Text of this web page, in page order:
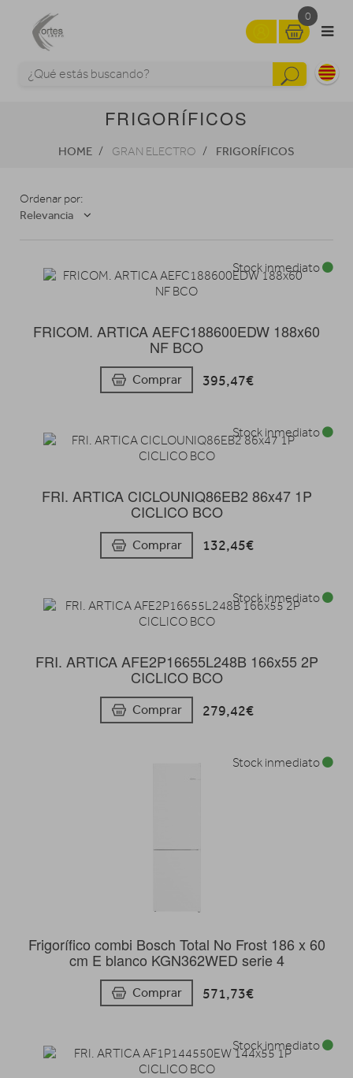
0
FRIGORÍFICOS
HOME GRAN ELECTRO FRIGORÍFICOS
Ordenar por:
Relevancia
FRICOM. ARTICA AEFC188600EDW 188x60
NF BCO
Comprar 395,47€
Stock inmediato
FRI. ARTICA CICLOUNIQ86EB2 86x47 1P
CICLICO BCO
Comprar 132,45€
Stock inmediato
FRI. ARTICA AFE2P16655L248B 166x55 2P
CICLICO BCO
Comprar 279,42€
Stock inmediato
Frigorífico combi Bosch Total No Frost 186 x 60
cm E blanco KGN362WED serie 4
Comprar 571,73€
Stock inmediato
Stock inmediato